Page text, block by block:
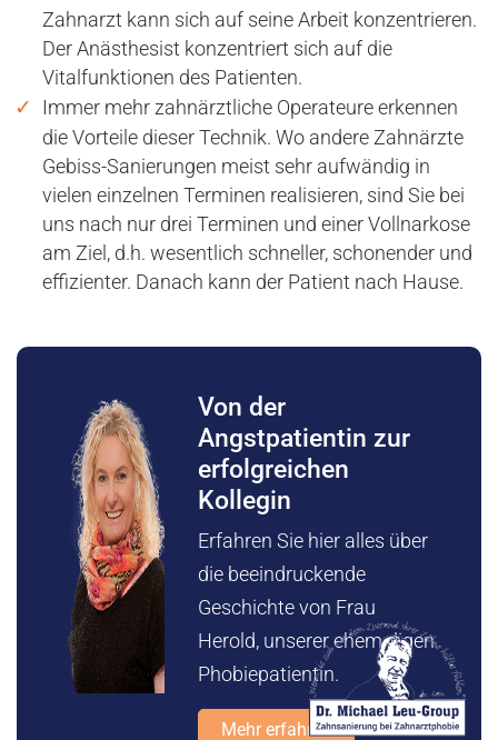
Zahnarzt kann sich auf seine Arbeit konzentrieren.
Der Anästhesist konzentriert sich auf die
Vitalfunktionen des Patienten.
Immer mehr zahnärztliche Operateure erkennen
die Vorteile dieser Technik. Wo andere Zahnärzte
Gebiss-Sanierungen meist sehr aufwändig in
vielen einzelnen Terminen realisieren, sind Sie bei
uns nach nur drei Terminen und einer Vollnarkose
am Ziel, d.h. wesentlich schneller, schonender und
effizienter. Danach kann der Patient nach Hause.
Von der
Angstpatientin zur
erfolgreichen
Kollegin
Erfahren Sie hier alles über
die beeindruckende
Geschichte von Frau
Herold, unserer ehemaligen
Phobiepatientin.
Mehr erfahren